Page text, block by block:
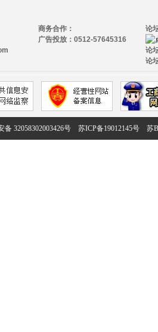
论
论
论
商务合作：
广告投放：0512-57645316
备 32058302003426号 苏ICP备19012145号 苏